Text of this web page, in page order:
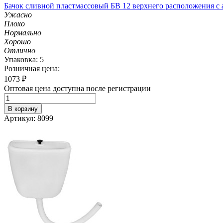
Бачок сливной пластмассовый БВ 12 верхнего расположения с
Ужасно
Плохо
Нормально
Хорошо
Отлично
Упаковка: 5
Розничная цена:
1073 ₽
Оптовая цена доступна после регистрации
В корзину
Артикул: 8099